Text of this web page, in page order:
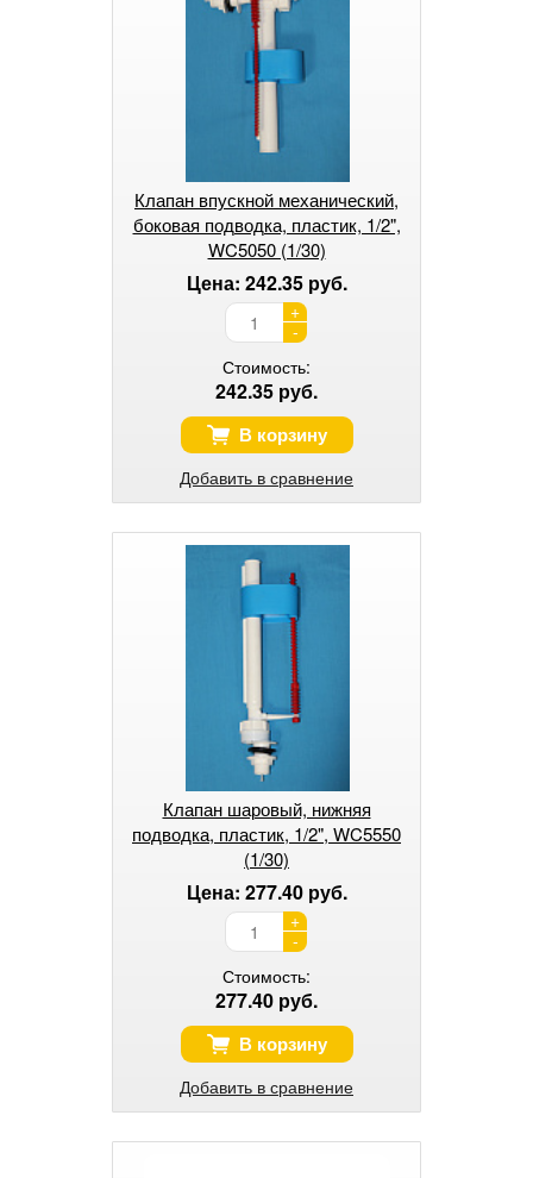
Клапан впускной механический,
боковая подводка, пластик, 1/2",
WC5050 (1/30)
Цена: 242.35 руб.
+
-
Стоимость:
242.35 руб.
В корзину
Добавить в сравнение
Клапан шаровый, нижняя
подводка, пластик, 1/2", WC5550
(1/30)
Цена: 277.40 руб.
+
-
Стоимость:
277.40 руб.
В корзину
Добавить в сравнение